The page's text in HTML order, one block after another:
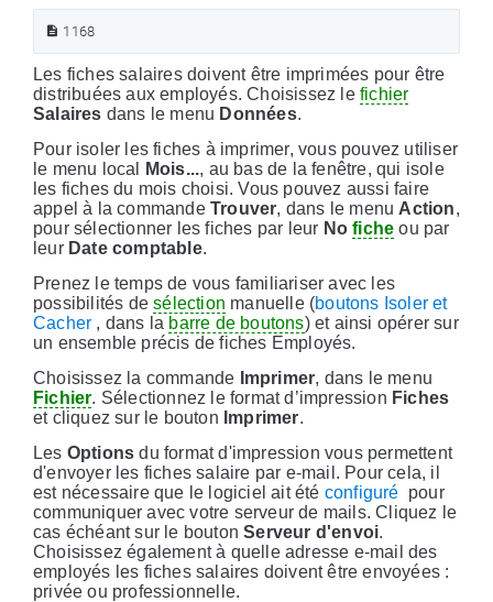
1168
Les fiches salaires doivent être imprimées pour être
distribuées aux employés. Choisissez le fichier
Salaires dans le menu Données.
Pour isoler les fiches à imprimer, vous pouvez utiliser
le menu local
Mois..., au bas de la fenêtre, qui isole
les fiches du mois choisi. Vous pouvez aussi faire
appel à la commande Trouver, dans le menu Action,
pour sélectionner les fiches par leur Nofiche ou par
leur Date comptable.
Prenez le temps de vous familiariser avec les
possibilités desélection manuelle (boutons Isoler et
Cacher , dans la barre de boutons) et ainsi opérer sur
un ensemble précis de fiches Employés.
Choisissez la commande Imprimer, dans le menu
Fichier. Sélectionnez le format d’impression Fiches
et cliquez sur le bouton Imprimer.
Les Options du format d'impression vous permettent
d'envoyer les fiches salaire par e-mail. Pour cela, il
est nécessaire que le logiciel ait été configuré pour
communiquer avec votre serveur de mails. Cliquez le
cas échéant sur le boutonServeur d'envoi.
Choisissez également à quelle adresse e-mail des
employés les fiches salaires doivent être envoyées :
privée ou professionnelle.